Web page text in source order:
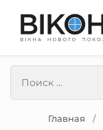
Главная